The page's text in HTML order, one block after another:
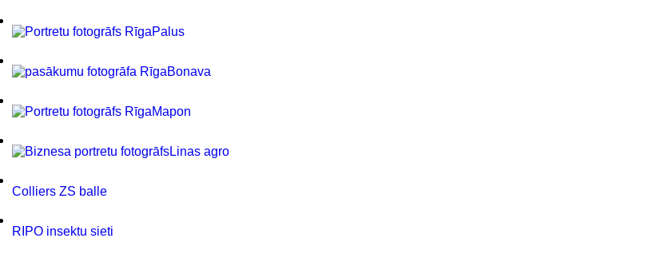
Palus
Bonava
Mapon
Linas agro
Colliers ZS balle
RIPO insektu sieti